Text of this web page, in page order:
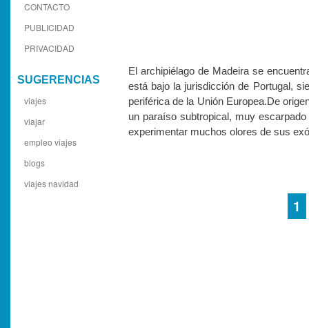
CONTACTO
PUBLICIDAD
PRIVACIDAD
SUGERENCIAS
viajes
viajar
empleo viajes
blogs
viajes navidad
El archipiélago de Madeira se
está bajo la jurisdicción de Portugal,
periférica de la Unión Europea.De
un paraíso subtropical, muy
experimentar muchos olores de sus
1